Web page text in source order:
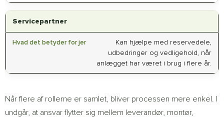
Servicepartner
Kan hjælpe med reservedele,
udbedringer og vedligehold, når
anlægget har været i brug i flere år.
Når flere af rollerne er samlet, bliver processen mere enkel. I
undgår, at ansvar flytter sig mellem leverandør, montør,